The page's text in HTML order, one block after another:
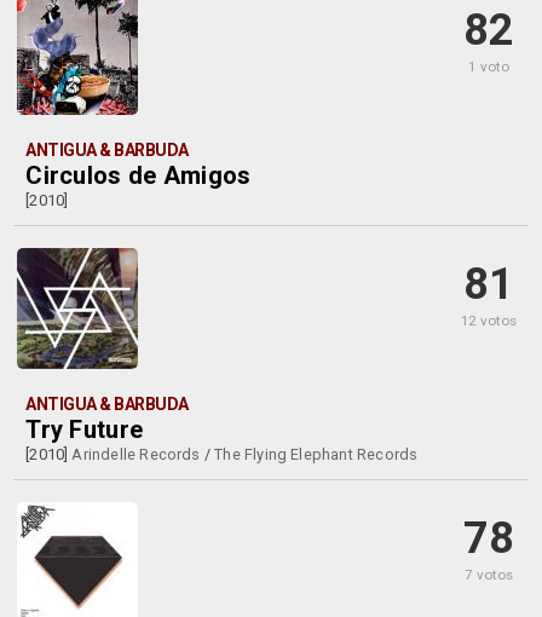
82
1 voto
ANTIGUA & BARBUDA
Circulos de Amigos
[2010]
81
12 votos
ANTIGUA & BARBUDA
Try Future
[2010]Arindelle Records /The Flying Elephant Records
78
7 votos